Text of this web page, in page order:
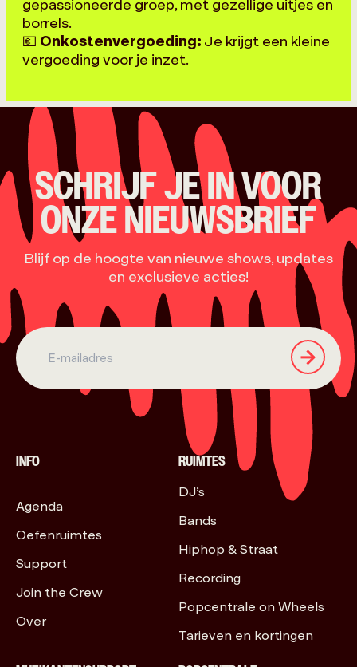
gepassioneerde groep, met gezellige uitjes en
borrels.
💶 Onkostenvergoeding: Je krijgt een kleine
vergoeding voor je inzet.
SCHRIJF JE IN VOOR
ONZE NIEUWSBRIEF
Blijf op de hoogte van nieuwe shows, updates
en exclusieve acties!
INFO
Agenda
Oefenruimtes
Support
Join the Crew
Over
RUIMTES
DJ’s
Bands
Hiphop & Straat
Recording
Popcentrale on Wheels
Tarieven en kortingen